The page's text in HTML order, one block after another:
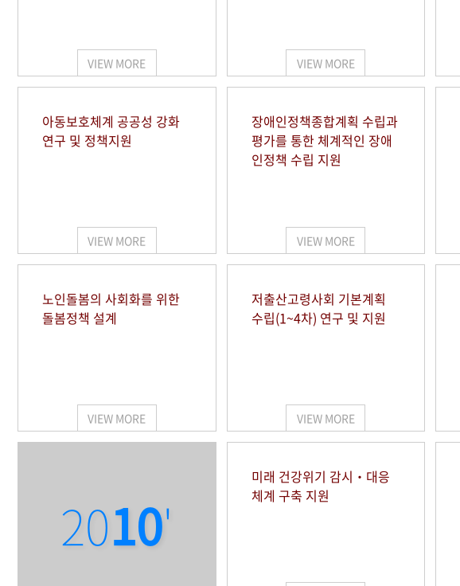
VIEW MORE VIEW MORE
아동보호체계 공공성 강화
연구 및 정책지원
VIEW MORE
장애인정책종합계획 수립과
평가를 통한 체계적인 장애
인정책 수립 지원
VIEW MORE
노인돌봄의 사회화를 위한
돌봄정책 설계
VIEW MORE
저출산고령사회 기본계획
수립(1~4차) 연구 및 지원
VIEW MORE
2010'
미래 건강위기 감시‧대응
체계 구축 지원